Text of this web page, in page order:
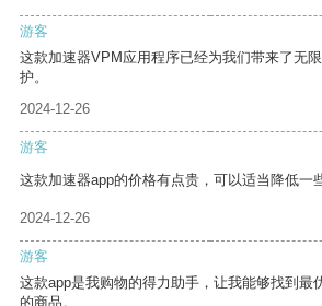
游客
这款加速器VPM应用程序已经为我们带来了无
护。
2024-12-26
游客
这款加速器app的价格有点贵，可以适当降低一
2024-12-26
游客
这款app是我购物的得力助手，让我能够找到最
的商品。